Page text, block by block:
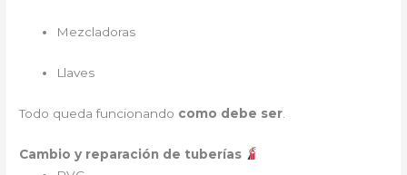
Mezcladoras
Llaves
Todo queda funcionando como debe ser
Cambio y reparación de tuberías